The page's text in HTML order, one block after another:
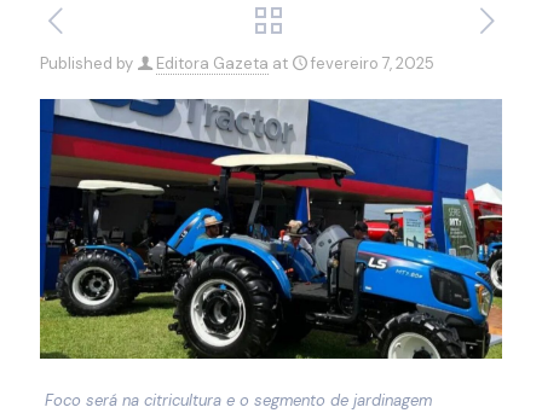
Published by Editora Gazeta at fevereiro 7, 2025
Foco será na citricultura e o segmento de jardinagem